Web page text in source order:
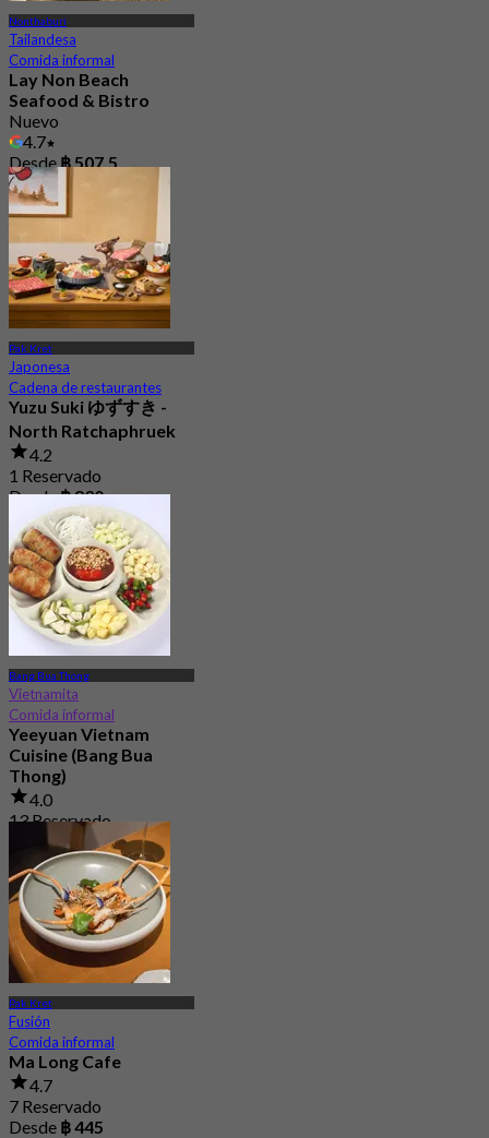
Nonthaburi
Tailandesa
Comida informal
Lay Non Beach
Seafood & Bistro
Nuevo
4.7
Desde ฿ 507.5
Pak Kret
Japonesa
Cadena de restaurantes
Yuzu Suki ゆずすき -
North Ratchaphruek
4.2
1 Reservado
Desde฿ 830
Bang Bua Thong
Vietnamita
Comida informal
Yeeyuan Vietnam
Cuisine (Bang Bua
Thong)
4.0
13 Reservado
Desde
฿ 212.5
Pak Kret
Fusión
Comida informal
Ma Long Cafe
4.7
7 Reservado
Desde ฿ 445